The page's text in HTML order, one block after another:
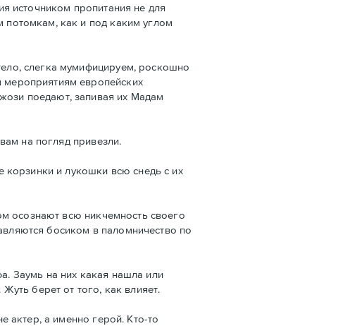
источником пропитания не для
потомкам, как и под каким углом
слегка мумифицируем, роскошно
европейских
поедают, запивая их Мадам
на погляд привезли.
корзинки и лукошки всю снедь с их
осознают всю никчемность своего
босиком в паломничество по
Заумь на них какая нашла или
берет от того, как влияет.
актер, а именно герой. Кто-то